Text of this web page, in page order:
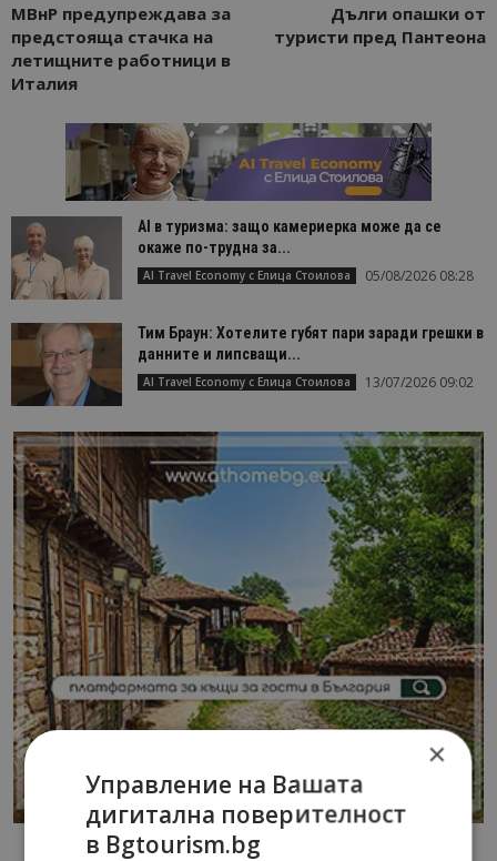
МВнР предупреждава за
предстояща стачка на
летищните работници в
Италия
Дълги опашки от
туристи пред Пантеона
AI в туризма: защо камериерка може да се
окаже по-трудна за...
AI Travel Economy с Елица Стоилова 05/08/2026 08:28
Тим Браун: Хотелите губят пари заради грешки в
данните и липсващи...
AI Travel Economy с Елица Стоилова 13/07/2026 09:02
×
Управление на Вашата
дигитална поверителност
в Bgtourism.bg